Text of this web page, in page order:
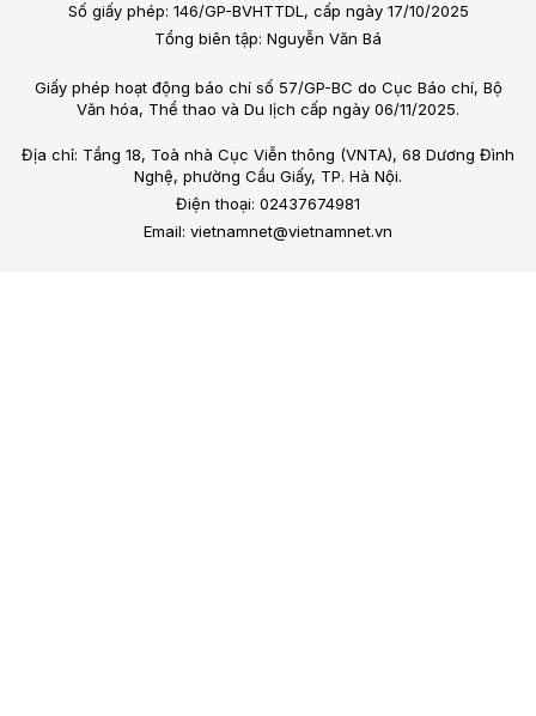
Số giấy phép: 146/GP-BVHTTDL, cấp ngày 17/10/2025
Tổng biên tập: Nguyễn Văn Bá
Giấy phép hoạt động báo chí số 57/GP-BC do Cục Báo chí, Bộ
Văn hóa, Thể thao và Du lịch cấp ngày 06/11/2025.
Địa chỉ: Tầng 18, Toà nhà Cục Viễn thông (VNTA), 68 Dương Đình
Nghệ, phường Cầu Giấy, TP. Hà Nội.
Điện thoại: 02437674981
Email: vietnamnet@vietnamnet.vn